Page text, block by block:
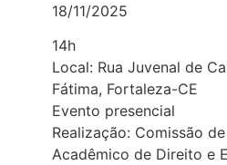
18/11/2025
14h
Local: Rua Juvenal de
Fátima, Fortaleza-CE
Evento presencial
Realização: Comissão
Acadêmico de Direito e